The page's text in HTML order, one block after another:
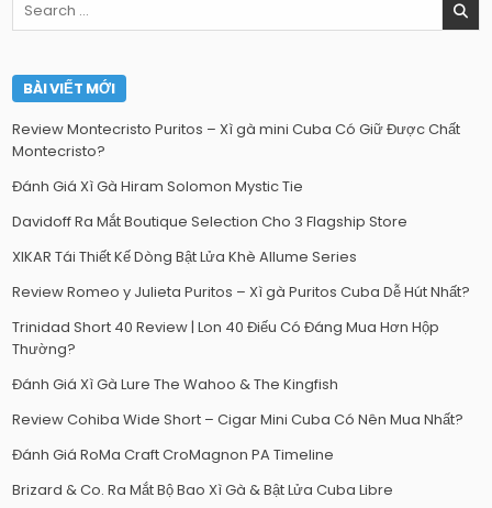
BÀI VIẾT MỚI
Review Montecristo Puritos – Xì gà mini Cuba Có Giữ Được Chất
Montecristo?
Đánh Giá Xì Gà Hiram Solomon Mystic Tie
Davidoff Ra Mắt Boutique Selection Cho 3 Flagship Store
XIKAR Tái Thiết Kế Dòng Bật Lửa Khè Allume Series
Review Romeo y Julieta Puritos – Xì gà Puritos Cuba Dễ Hút Nhất?
Trinidad Short 40 Review | Lon 40 Điếu Có Đáng Mua Hơn Hộp
Thường?
Đánh Giá Xì Gà Lure The Wahoo & The Kingfish
Review Cohiba Wide Short – Cigar Mini Cuba Có Nên Mua Nhất?
Đánh Giá RoMa Craft CroMagnon PA Timeline
Brizard & Co. Ra Mắt Bộ Bao Xì Gà & Bật Lửa Cuba Libre